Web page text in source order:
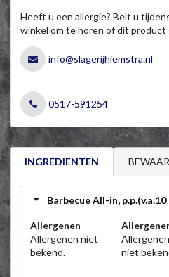
Heeft u een allergie? Belt u
winkel om te horen of dit product
info@slagerijhiemstra.nl
0517-591254
INGREDIËNTEN
Barbecue All-in, p.p.(v.a.10
Allergenen
Allergenen niet
bekend.
niet